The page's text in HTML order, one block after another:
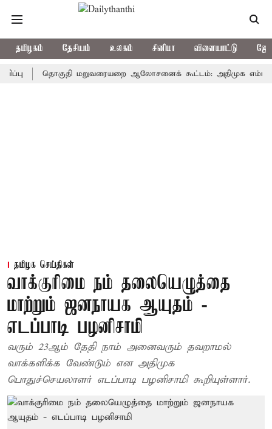
தமிழகம் தேசியம் உலகம் சினிமா விளையாட்டு
தொகுதி மறுவரையறை ஆலோசனைக் கூட்டம்: அதிமுக எம்பிக்கள்
தமிழக செய்திகள்
வாக்குரிமை நம் தலையெழுத்தை
மாற்றும் ஜனநாயக ஆயுதம் -
எடப்பாடி பழனிசாமி
வரும் 23ஆம் தேதி நாம் அனைவரும் தவறாமல்
வாக்களிக்க வேண்டும் என அதிமுக
பொதுச்செயலாளர் எடப்பாடி பழனிசாமி கூறியுள்ளார்.